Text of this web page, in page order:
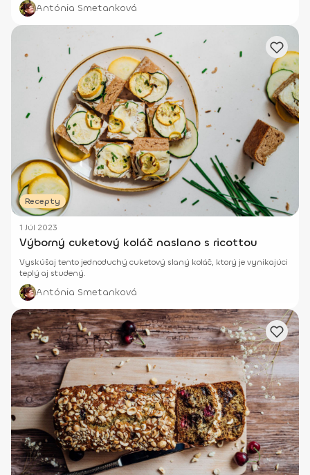
Antónia Smetanková
Recepty
1 Júl 2023
Výborný cuketový koláč naslano s ricottou
Vyskúšaj tento jednoduchý cuketový slaný koláč, ktorý je vynikajúci
teplý aj studený.
Antónia Smetanková